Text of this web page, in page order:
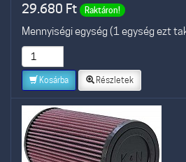
29.680 Ft Raktáron!
Mennyiségi egység (1 egység ezt
Kosárba Részletek